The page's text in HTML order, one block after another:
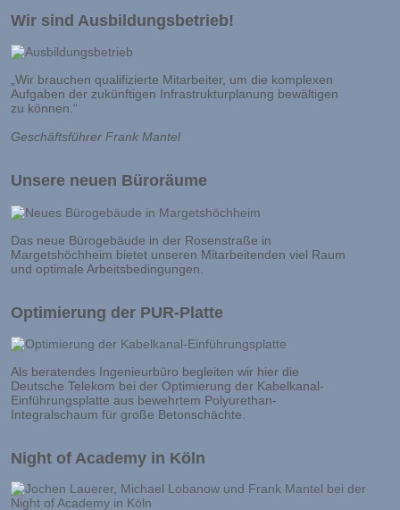
Wir sind Ausbildungsbetrieb!
„Wir brauchen qualifizierte Mitarbeiter, um die komplexen
Aufgaben der zukünftigen Infrastrukturplanung bewältigen
zu können.“
Geschäftsführer Frank Mantel
Unsere neuen Büroräume
Das neue Bürogebäude in der Rosenstraße in
Margetshöchheim bietet unseren Mitarbeitenden viel Raum
und optimale Arbeitsbedingungen.
Optimierung der PUR-Platte
Als beratendes Ingenieurbüro begleiten wir hier die
Deutsche Telekom bei der Optimierung der Kabelkanal-
Einführungsplatte aus bewehrtem Polyurethan-
Integralschaum für große Betonschächte.
Night of Academy in Köln